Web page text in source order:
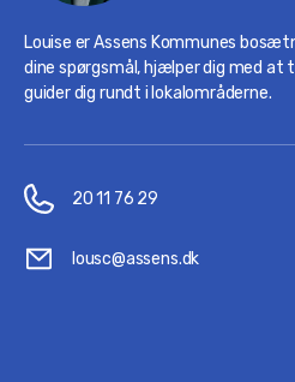
Louise er Assens Kommunes
dine spørgsmål, hjælper dig med
guider dig rundt i lokalområderne.
20 11 76 29
lousc@assens.dk